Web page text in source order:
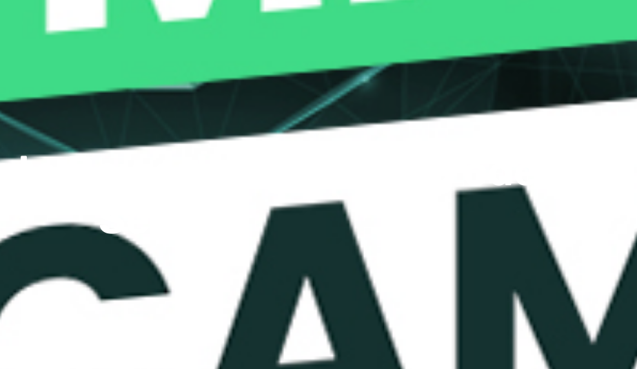
Bewertung: Betrug oder
Seriös?